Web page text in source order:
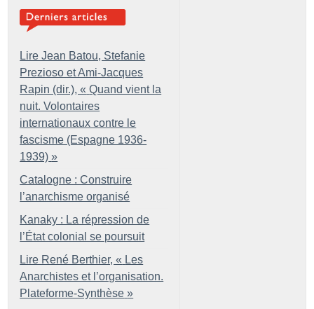
Lire Jean Batou, Stefanie
Prezioso et Ami-Jacques
Rapin (dir.), « Quand vient la
nuit. Volontaires
internationaux contre le
fascisme (Espagne 1936-
1939) »
Catalogne : Construire
l’anarchisme organisé
Kanaky : La répression de
l’État colonial se poursuit
Lire René Berthier, « Les
Anarchistes et l’organisation.
Plateforme-Synthèse »